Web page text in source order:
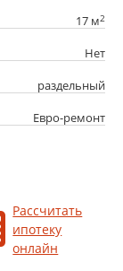
17 м2
Нет
раздельный
Евро-ремонт
Рассчитать
ипотеку
онлайн